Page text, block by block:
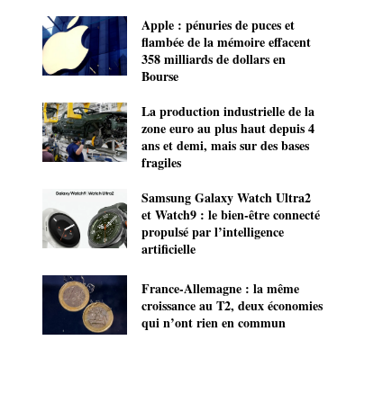
Apple : pénuries de puces et
flambée de la mémoire effacent
358 milliards de dollars en
Bourse
La production industrielle de la
zone euro au plus haut depuis 4
ans et demi, mais sur des bases
fragiles
Samsung Galaxy Watch Ultra2
et Watch9 : le bien-être connecté
propulsé par l’intelligence
artificielle
France-Allemagne : la même
croissance au T2, deux économies
qui n’ont rien en commun